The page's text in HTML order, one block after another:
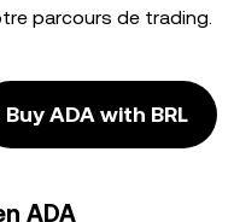
parcours de trading.
Buy ADA with BRL
ADA